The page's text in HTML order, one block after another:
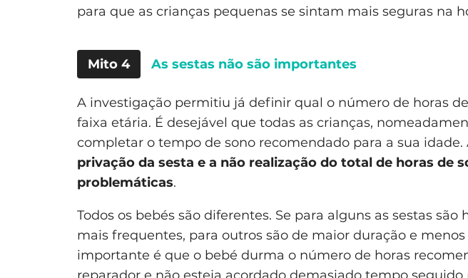
para que as crianças pequenas se sintam mais seguras na
Mito 4 As sestas não são importantes
A investigação permitiu já definir qual o número de horas
faixa etária. É desejável que todas as crianças,
completar o tempo de sono recomendado para a sua idade.
privação da sesta e a não realização do total de horas de
problemáticas.
Todos os bebés são diferentes. Se para alguns as sestas
mais frequentes, para outros são de maior duração e
importante é que o bebé durma o número de horas
reparador e não esteja acordado demasiado tempo seguido